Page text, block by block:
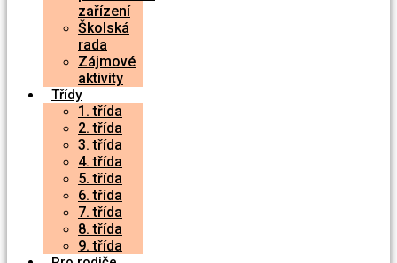
zařízení
Školská
rada
Zájmové
aktivity
Třídy
1. třída
2. třída
3. třída
4. třída
5. třída
6. třída
7. třída
8. třída
9. třída